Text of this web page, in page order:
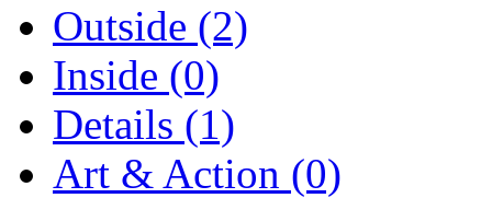
Outside (2)
Inside (0)
Details (1)
Art & Action (0)